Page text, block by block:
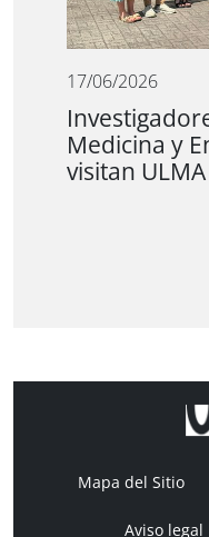
17/06/2026
Medicina y
visitan ULMA
Mapa del Sitio
Aviso legal